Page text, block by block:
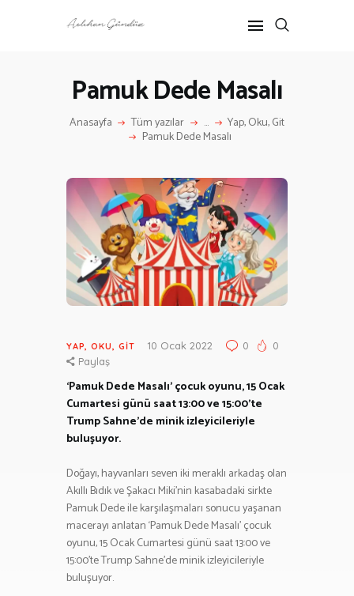
Pamuk Dede Masalı
Anasayfa Tüm yazılar ... Yap, Oku, Git
Pamuk Dede Masalı
RÖPORTAJ
KÜLTÜR SANAT
HAKKIMDA
İLETIŞIM
YAP, OKU, GIT 10 Ocak 2022 0
0
Paylaş
‘Pamuk Dede Masalı’ çocuk oyunu, 15 Ocak
Cumartesi günü saat 13:00 ve 15:00’te
Trump Sahne’de minik izleyicileriyle
buluşuyor.
Doğayı, hayvanları seven iki meraklı arkadaş olan
Akıllı Bıdık ve Şakacı Miki’nin kasabadaki sirkte
Pamuk Dede ile karşılaşmaları sonucu yaşanan
macerayı anlatan ‘Pamuk Dede Masalı’ çocuk
oyunu, 15 Ocak Cumartesi günü saat 13:00 ve
15:00’te Trump Sahne’de minik izleyicileriyle
buluşuyor.